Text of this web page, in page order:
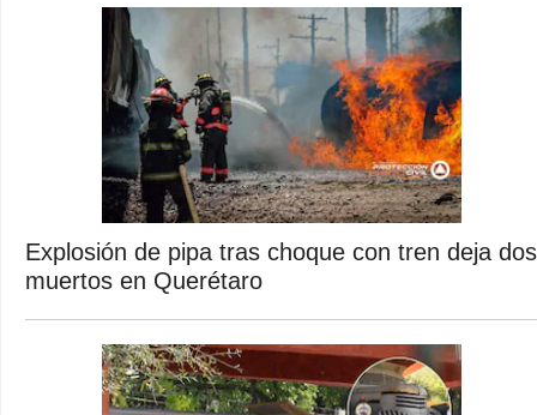
Explosión de pipa tras choque con tren deja dos
muertos en Querétaro